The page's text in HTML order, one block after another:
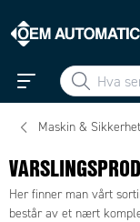
Maskin & Sikkerhet
Her finner man vårt
består av et nært